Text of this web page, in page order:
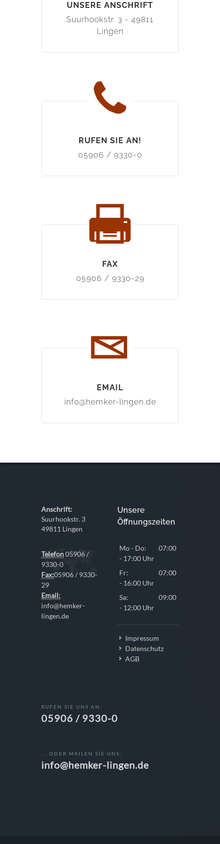
UNSERE ANSCHRIFT
Suurhookstr. 3 - 49811
Lingen
RUFEN SIE AN!
05906 / 9330-0
FAX
05906 / 9330-29
EMAIL
info@hemker-lingen.de
Anschrift:
Suurhookstr. 3
49811 Lingen
Telefon05906 /
9330-0
Fax:05906 / 9330-
29
Email:
info@hemker-
lingen.de
Unsere
Öffnungszeiten
Mo - Do:
07:00
- 17:00 Uhr
Fr:
07:00
- 16:00 Uhr
Sa:
09:00
- 12:00 Uhr
Impressum
Datenschutz
AGB
RUFEN SIE UNS AN:
05906 / 9330-0
... ODER MAILEN SIE UNS:
info@hemker-lingen.de